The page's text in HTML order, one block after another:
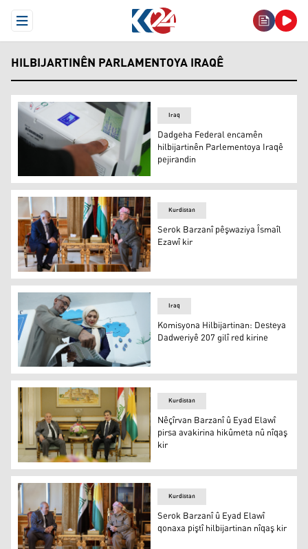
Open Menu
HILBIJARTINÊN PARLAMENTOYA IRAQÊ
Dadgeha Bilind a Federal a Iraqê
Iraq
Dadgeha Federal encamên
hilbijartinên Parlementoya Iraqê
pejirandin
Serok Barzanî û Îsmaîl Ezawî
Kurdistan
Serok Barzanî pêşwaziya Îsmaîl
Ezawî kir
Welatiyekê Iraqê dengê xwe dide
Iraq
Komisyona Hilbijartinan: Desteya
Dadweriyê 207 gilî red kirine
Nêçîrvan Barzanî û Eyad Elawî
Kurdistan
Nêçîrvan Barzanî û Eyad Elawî
pirsa avakirina hikûmeta nû nîqaş
kir
Kurdistan
Serok Barzanî û Eyad Elawî
qonaxa piştî hilbijartinan nîqaş kir